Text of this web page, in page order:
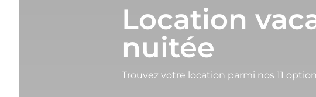
Location
nuitée
Trouvez votre location parmi nos 11